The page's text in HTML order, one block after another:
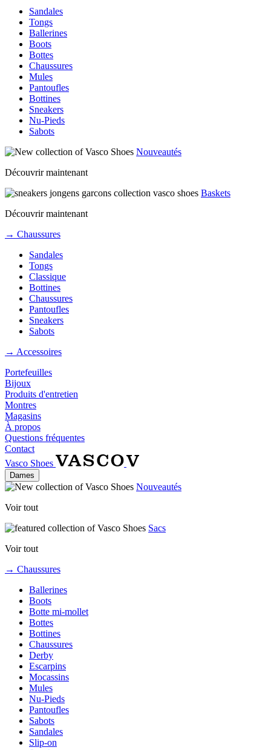
Sandales
Tongs
Ballerines
Boots
Bottes
Chaussures
Mules
Pantoufles
Bottines
Sneakers
Nu-Pieds
Sabots
Nouveautés
Découvrir maintenant
Baskets
Découvrir maintenant
→ Chaussures
Sandales
Tongs
Classique
Bottines
Chaussures
Pantoufles
Sneakers
Sabots
→ Accessoires
Portefeuilles
Bijoux
Produits d'entretien
Montres
Magasins
À propos
Questions fréquentes
Contact
Vasco Shoes
Dames
Nouveautés
Voir tout
Sacs
Voir tout
→ Chaussures
Ballerines
Boots
Botte mi-mollet
Bottes
Bottines
Chaussures
Derby
Escarpins
Mocassins
Mules
Nu-Pieds
Pantoufles
Sabots
Sandales
Slip-on